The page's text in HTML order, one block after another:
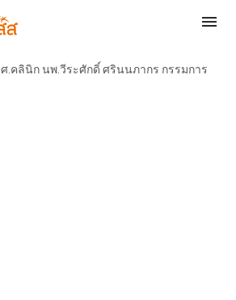
menu
ศ.คลินิก นพ.วีระศักดิ์ ศรินนภากร กรรมการ